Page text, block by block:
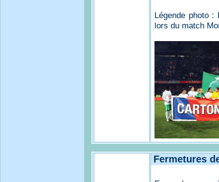
Légende photo :
lors du match
Fermetures